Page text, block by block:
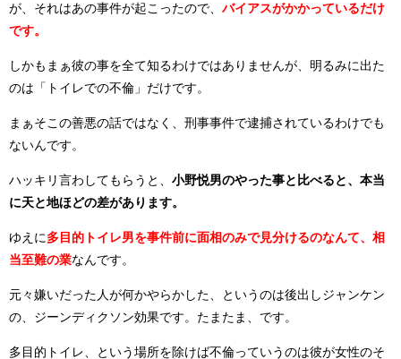
が、それはあの事件が起こったので、 バイアスがかかっているだけ
です。
しかもまぁ彼の事を全て知るわけではありませんが、明るみに出た
のは「トイレでの不倫」だけです。
まぁそこの善悪の話ではなく、刑事事件で逮捕されているわけでも
ないんです。
ハッキリ言わしてもらうと、 小野悦男のやった事と比べると、本当
に天と地ほどの差があります。
ゆえに 多目的トイレ男を事件前に面相のみで見分けるのなんて、相
当至難の業なんです。
元々嫌いだった人が何かやらかした、というのは後出しジャンケン
の、ジーンディクソン効果です。たまたま、です。
多目的トイレ、という場所を除けば不倫っていうのは彼が女性のそ